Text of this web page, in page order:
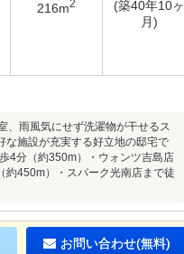
216m2
(築40年10ヶ
月)
、雨風気にせず洗濯物が干せるス
な施設が充実する好立地の邸宅で
4分（約350m）・ウォンツ吉島店
約450m）・スパーク光南店まで徒
お問い合わせ(無料)